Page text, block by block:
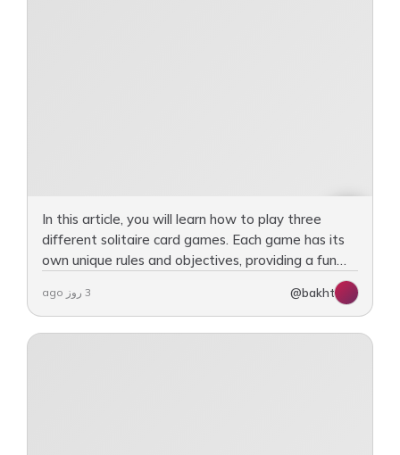
In this article, you will learn how to play three
different solitaire card games. Each game has its
own unique rules and objectives, providing a fun
@bakht 3 روز ago